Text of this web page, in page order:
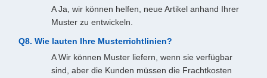
A Ja, wir können helfen, neue Artikel anhand Ihrer
Muster zu entwickeln.
Q8. Wie lauten Ihre Musterrichtlinien?
A Wir können Muster liefern, wenn sie verfügbar
sind, aber die Kunden müssen die Frachtkosten